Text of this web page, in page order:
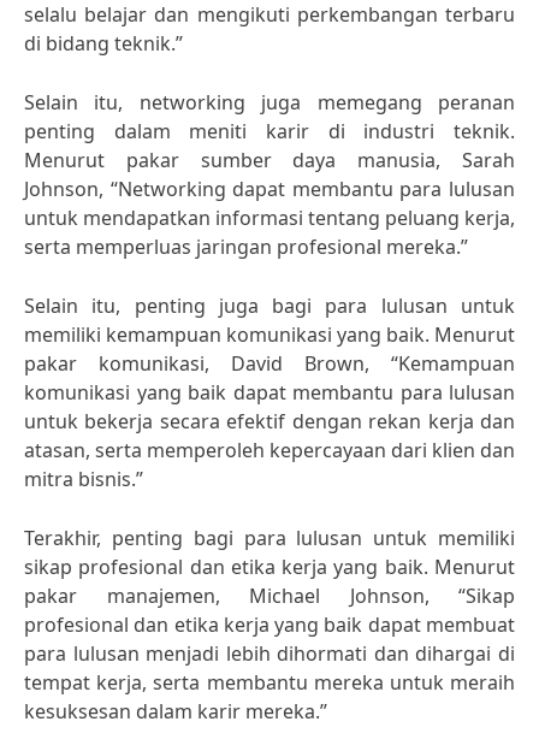
selalu belajar dan mengikuti perkembangan terbaru
di bidang teknik.”
Selain itu, networking juga memegang peranan
penting dalam meniti karir di industri teknik.
Menurut pakar sumber daya manusia, Sarah
Johnson, “Networking dapat membantu para lulusan
untuk mendapatkan informasi tentang peluang kerja,
serta memperluas jaringan profesional mereka.”
Selain itu, penting juga bagi para lulusan untuk
memiliki kemampuan komunikasi yang baik. Menurut
pakar komunikasi, David Brown, “Kemampuan
komunikasi yang baik dapat membantu para lulusan
untuk bekerja secara efektif dengan rekan kerja dan
atasan, serta memperoleh kepercayaan dari klien dan
mitra bisnis.”
Terakhir, penting bagi para lulusan untuk memiliki
sikap profesional dan etika kerja yang baik. Menurut
pakar manajemen, Michael Johnson, “Sikap
profesional dan etika kerja yang baik dapat membuat
para lulusan menjadi lebih dihormati dan dihargai di
tempat kerja, serta membantu mereka untuk meraih
kesuksesan dalam karir mereka.”